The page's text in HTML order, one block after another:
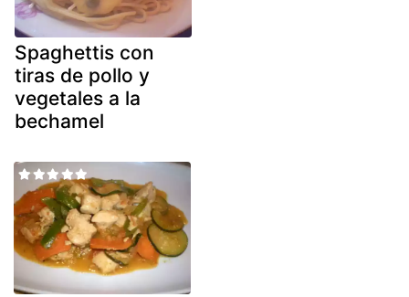
Spaghettis con
tiras de pollo y
vegetales a la
bechamel